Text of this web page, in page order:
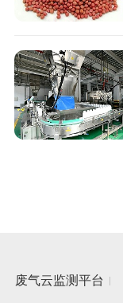
废气云监测平台